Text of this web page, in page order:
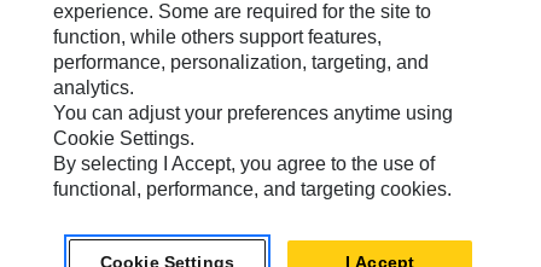
Mapa Do Local
Cookie Settings
Legal
Privacidade
Portuguese
reservados.
experience. Some are required for the site to
function, while others support features,
performance, personalization, targeting, and
analytics.
You can adjust your preferences anytime using
Cookie Settings.
By selecting I Accept, you agree to the use of
functional, performance, and targeting cookies.
Cookie Settings I Accept